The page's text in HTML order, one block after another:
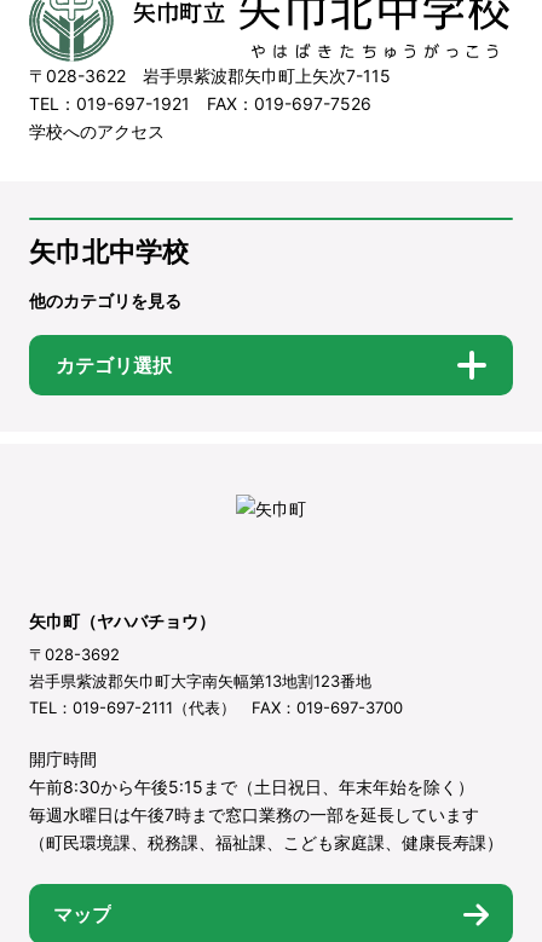
〒028-3622 岩手県紫波郡矢巾町上矢次7-115
TEL：019-697-1921 FAX：019-697-7526
学校へのアクセス
矢巾北中学校
他のカテゴリを見る
カテゴリ選択
矢巾町（ヤハバチョウ）
〒028-3692
岩手県紫波郡矢巾町大字南矢幅第13地割123番地
TEL：019-697-2111（代表） FAX：019-697-3700
開庁時間
午前8:30から午後5:15まで（土日祝日、年末年始を除く）
毎週水曜日は午後7時まで窓口業務の一部を延長しています
（町民環境課、税務課、福祉課、こども家庭課、健康長寿課）
マップ